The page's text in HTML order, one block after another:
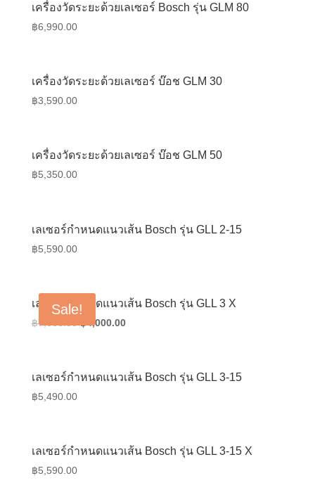
เครื่องวัดระยะด้วยเลเซอร์ Bosch รุ่น GLM 80
฿6,990.00
เครื่องวัดระยะด้วยเลเซอร์ บ๊อช GLM 30
฿3,590.00
เครื่องวัดระยะด้วยเลเซอร์ บ๊อช GLM 50
฿5,350.00
เลเซอร์กำหนดแนวเส้น Bosch รุ่น GLL 2-15
฿5,590.00
Sale!
เลเซอร์กำหนดแนวเส้น Bosch รุ่น GLL 3 X
฿7,000.00
Original
4,000.00Current
฿4,000.00.
เลเซอร์กำหนดแนวเส้น Bosch รุ่น GLL 3-15
฿5,490.00
เลเซอร์กำหนดแนวเส้น Bosch รุ่น GLL 3-15 X
฿5,590.00